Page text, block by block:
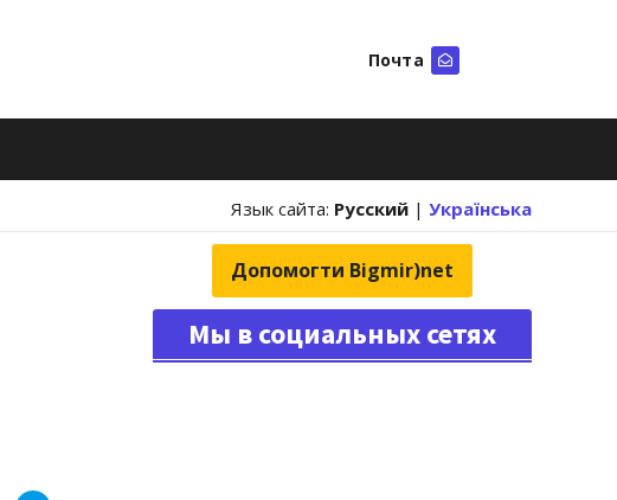
Почта
Язык сайта: Русский | Українська
Допомогти Bigmir)net
Мы в социальных сетях